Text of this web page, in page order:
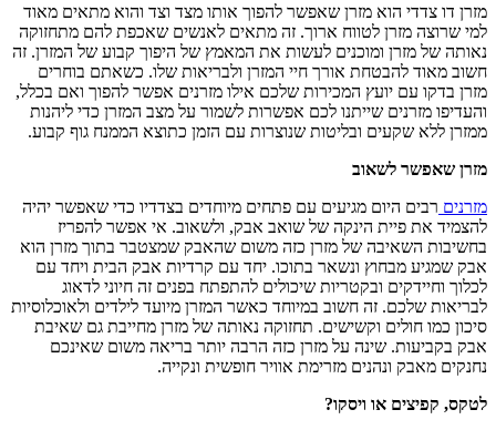
מזרן דו צדדי הוא מזרן שאפשר להפוך אותו מצד וצד והוא מתאים מאוד
למי שרוצה מזרן לטווח ארוך. זה מתאים לאנשים שאכפת להם מתחזוקה
נאותה של מזרן ומוכנים לעשות את המאמץ של היפוך קבוע של המזרן. זה
חשוב מאוד להבטחת אורך חיי המזרן ולבריאות שלו. כשאתם בוחרים
מזרן בדקו עם יועץ המכירות שלכם אילו מזרנים אפשר להפוך ואם בכלל,
והעדיפו מזרנים שייתנו לכם אפשרות לשמור על מצב המזרן כדי ליהנות
ממזרן ללא שקעים ובליטות שנוצרות עם הזמן כתוצא הממנח גוף קבוע.
מזרן שאפשר לשאוב
מזרנים רבים היום מגיעים עם פתחים מיוחדים בצדדיו כדי שאפשר יהיה
להצמיד את פיית הינקה של שואב אבק, ולשאוב. אי אפשר להפריז
בחשיבות השאיבה של מזרן כזה משום שהאבק שמצטבר בתוך מזרן הוא
אבק שמגיע מבחוץ ונשאר בתוכו. יחד עם קרדיות אבק הבית ויחד עם
לכלוך וחיידקים ובקטריות שיכולים להתפתח בפנים זה חיוני לדאוג
לבריאות שלכם. זה חשוב במיוחד כאשר המזרן מיועד לילדים ולאוכלוסיות
סיכון כמו חולים וקשישים. תחזוקה נאותה של מזרן מחייבת גם שאיבת
אבק בקביעות. שינה על מזרן כזה הרבה יותר בריאה משום שאינכם
נחנקים מאבק ונהנים מזרימת אוויר חופשית ונקייה.
לטקס, קפיצים או ויסקו?